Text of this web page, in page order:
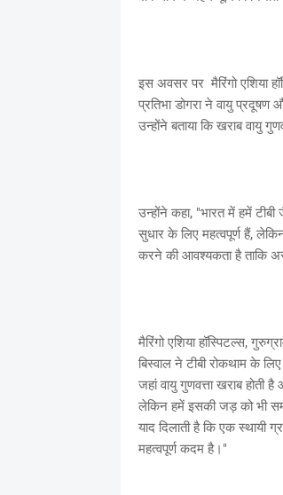
इस अवसर पर मैरिंगो एशिया
प्रतिभा डोगरा ने वायु
उन्होंने बताया कि खराब वायु
उन्होंने कहा, "भारत में हमें टीबी
सुधार के लिए महत्वपूर्ण हैं,
करने की आवश्यकता है ताकि
मैरिंगो एशिया हॉस्पिटल्स,
बिस्वाल ने टीबी रोकथाम के
जहां वायु गुणवत्ता खराब होती
लेकिन हमें इसकी जड़ को भी
याद दिलाती है कि एक स्थायी
महत्वपूर्ण कदम है।"